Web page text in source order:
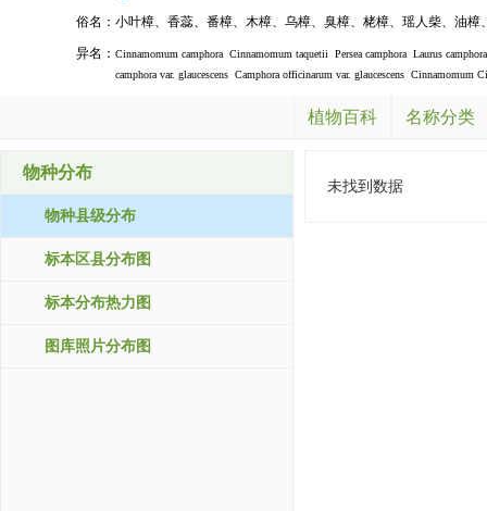
俗名： 小叶樟、 香蕊、 番樟、 木樟、 乌樟、 臭樟、 栳樟、 瑶人柴、 油樟
异名： Cinnamomum camphora Cinnamomum taquetii Persea camphora Laurus camphora
camphora var. glaucescens Camphora officinarum var. glaucescens Cinnamomum
植物百科 名称分类
物种分布
物种县级分布
标本区县分布图
标本分布热力图
图库照片分布图
未找到数据